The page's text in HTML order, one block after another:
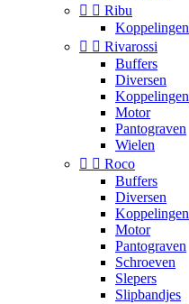
  Ribu
Koppelingen
  Rivarossi
Buffers
Diversen
Koppelingen
Motor
Pantograven
Wielen
  Roco
Buffers
Diversen
Koppelingen
Motor
Pantograven
Schroeven
Slepers
Slipbandjes